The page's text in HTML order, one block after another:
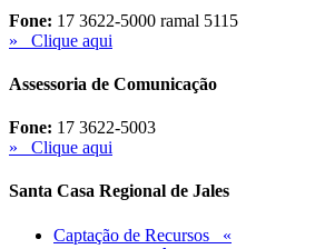
Fone: 17 3622-5000 ramal 5115
» Clique aqui
Assessoria de Comunicação
Fone: 17 3622-5003
» Clique aqui
Santa Casa Regional de Jales
Captação de Recursos «